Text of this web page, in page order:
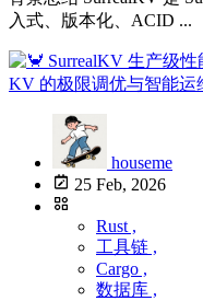
入式、版本化、ACID ...
houseme
25 Feb, 2026
Rust ,
工具链 ,
Cargo ,
数据库 ,